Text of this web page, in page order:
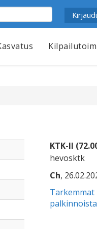
KTK-II
hevosktk
Ch,
palkinnoista